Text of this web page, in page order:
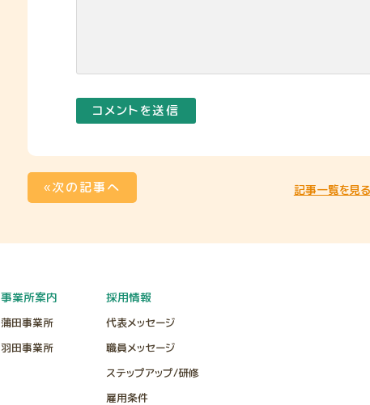
«次の記事へ 記事一覧を見る
事業所案内
蒲田事業所
羽田事業所
採用情報
代表メッセージ
職員メッセージ
ステップアップ/研修
雇用条件